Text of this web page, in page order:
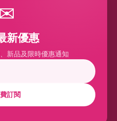
✉
新優惠
新品及限時優惠通知
訂閱